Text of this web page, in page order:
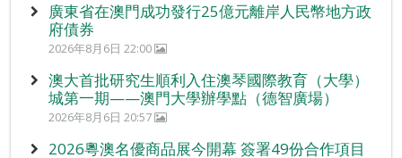
廣東省在澳門成功發行25億元離岸人民幣地方政
府債券
2026年8月6日 22:00
澳大首批研究生順利入住澳琴國際教育（大學）
城第一期——澳門大學辦學點（德智廣場）
2026年8月6日 20:57
2026粵澳名優商品展今開幕 簽署49份合作項目